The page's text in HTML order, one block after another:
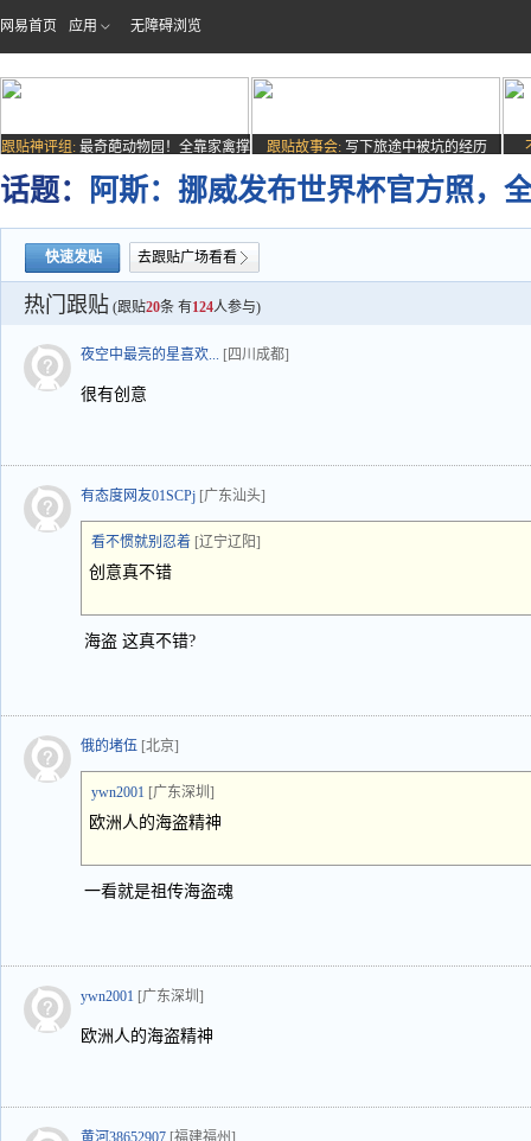
网易首页 应用 无障碍浏览
跟贴神评组: 最奇葩动物园！全靠家禽撑
场子
跟贴故事会: 写下旅途中被坑的经历
话题： 阿斯：挪威发布世界杯官方照，
快速发贴 去跟贴广场看看
热门跟贴 (跟贴20条 有124人参与)
夜空中最亮的星喜欢... [四川成都]
很有创意
有态度网友01SCPj [广东汕头]
看不惯就别忍着 [辽宁辽阳]
创意真不错
海盗 这真不错?
俄的堵伍 [北京]
ywn2001 [广东深圳]
欧洲人的海盗精神
一看就是祖传海盗魂
ywn2001 [广东深圳]
欧洲人的海盗精神
黄河38652907 [福建福州]